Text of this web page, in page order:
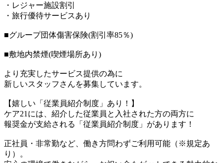
・レジャー施設割引
・旅行優待サービスあり
■グループ団体傷害保険(割引率85％)
■敷地内禁煙(喫煙場所あり)
より充実したサービス提供の為に
新しいスタッフさんを募集しています。
【嬉しい「従業員紹介制度」あり！】
ケア21には、紹介した従業員と入社された方の両方に
報奨金が支給される「従業員紹介制度」があります！
正社員・非常勤など、働き方問わずご利用可能（※規定あ
り）。